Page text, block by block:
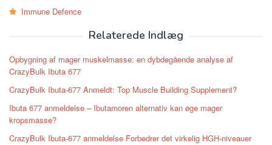
Immune Defence
Relaterede Indlæg
Opbygning af mager muskelmasse: en dybdegående analyse af
CrazyBulk Ibuta 677
CrazyBulk Ibuta-677 Anmeldt: Top Muscle Building Supplement?
Ibuta 677 anmeldelse – Ibutamoren alternativ kan øge mager
kropsmasse?
CrazyBulk Ibuta-677 anmeldelse Forbedrer det virkelig HGH-niveauer